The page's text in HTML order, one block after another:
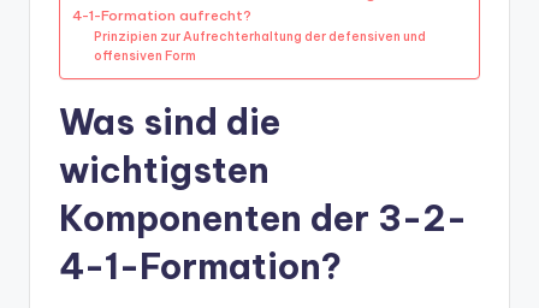
4-1-Formation aufrecht?
Prinzipien zur Aufrechterhaltung der defensiven und
offensiven Form
Was sind die
wichtigsten
Komponenten der 3-2-
4-1-Formation?